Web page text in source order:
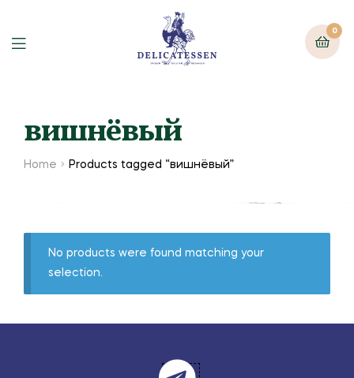
0
вишнёвый
Home Products tagged “вишнёвый”
No products were found matching your
selection.